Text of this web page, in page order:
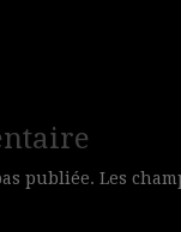
publiée. Les